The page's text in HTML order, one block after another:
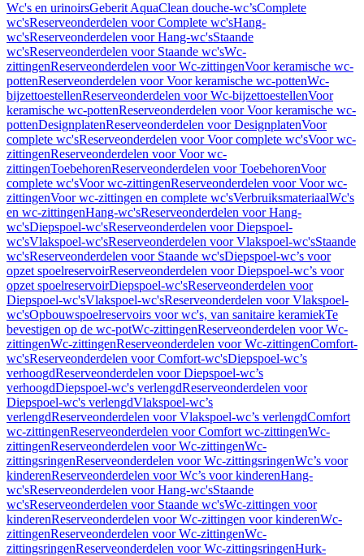
Wc's en urinoirsGeberit AquaClean douche-wc’sComplete
wc'sReserveonderdelen voor Complete wc'sHang-
wc'sReserveonderdelen voor Hang-wc'sStaande
wc'sReserveonderdelen voor Staande wc'sWc-
zittingenReserveonderdelen voor Wc-zittingenVoor keramische wc-
pottenReserveonderdelen voor Voor keramische wc-pottenWc-
bijzettoestellenReserveonderdelen voor Wc-bijzettoestellenVoor
keramische wc-pottenReserveonderdelen voor Voor keramische wc-
pottenDesignplatenReserveonderdelen voor DesignplatenVoor
complete wc'sReserveonderdelen voor Voor complete wc'sVoor wc-
zittingenReserveonderdelen voor Voor wc-
zittingenToebehorenReserveonderdelen voor ToebehorenVoor
complete wc'sVoor wc-zittingenReserveonderdelen voor Voor wc-
zittingenVoor wc-zittingen en complete wc'sVerbruiksmateriaalWc's
en wc-zittingenHang-wc'sReserveonderdelen voor Hang-
wc'sDiepspoel-wc'sReserveonderdelen voor Diepspoel-
wc'sVlakspoel-wc'sReserveonderdelen voor Vlakspoel-wc'sStaande
wc'sReserveonderdelen voor Staande wc'sDiepspoel-wc’s voor
opzet spoelreservoirReserveonderdelen voor Diepspoel-wc’s voor
opzet spoelreservoirDiepspoel-wc'sReserveonderdelen voor
Diepspoel-wc'sVlakspoel-wc'sReserveonderdelen voor Vlakspoel-
wc'sOpbouwspoelreservoirs voor wc's, van sanitaire keramiekTe
bevestigen op de wc-potWc-zittingenReserveonderdelen voor Wc-
zittingenWc-zittingenReserveonderdelen voor Wc-zittingenComfort-
wc'sReserveonderdelen voor Comfort-wc'sDiepspoel-wc’s
verhoogdReserveonderdelen voor Diepspoel-wc’s
verhoogdDiepspoel-wc's verlengdReserveonderdelen voor
Diepspoel-wc's verlengdVlakspoel-wc’s
verlengdReserveonderdelen voor Vlakspoel-wc’s verlengdComfort
wc-zittingenReserveonderdelen voor Comfort wc-zittingenWc-
zittingenReserveonderdelen voor Wc-zittingenWc-
zittingsringenReserveonderdelen voor Wc-zittingsringenWc’s voor
kinderenReserveonderdelen voor Wc’s voor kinderenHang-
wc'sReserveonderdelen voor Hang-wc'sStaande
wc'sReserveonderdelen voor Staande wc'sWc-zittingen voor
kinderenReserveonderdelen voor Wc-zittingen voor kinderenWc-
zittingenReserveonderdelen voor Wc-zittingenWc-
zittingsringenReserveonderdelen voor Wc-zittingsringenHurk-